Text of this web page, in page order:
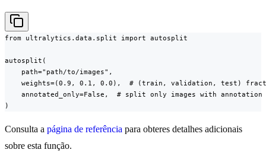
from ultralytics.data.split import autosplit
autosplit(
    path="path/to/images",
weights=(0.9, 0.1, 0.0),  # (train, validation, test)
annotated_only=False,  # split only images with annotation
)
Consulta a página de referência para obteres detalhes adicionais
sobre esta função.